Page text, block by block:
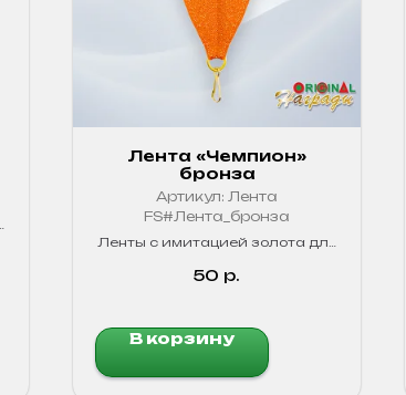
Лента «Чемпион»
бронза
Артикул: Лента
FS#Лента_бронза
Ленты с имитацией золота для
победителей в любых
соревнованиях.
50 р.
В корзину